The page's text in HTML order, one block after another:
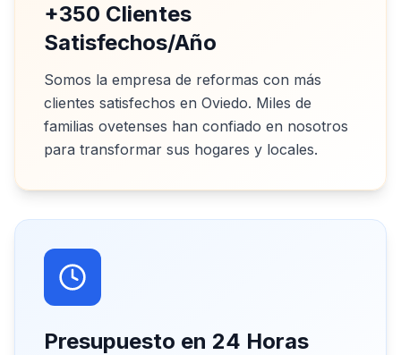
+350 Clientes
Satisfechos/Año
Somos la empresa de reformas con más
clientes satisfechos en Oviedo. Miles de
familias ovetenses han confiado en nosotros
para transformar sus hogares y locales.
Presupuesto en 24 Horas